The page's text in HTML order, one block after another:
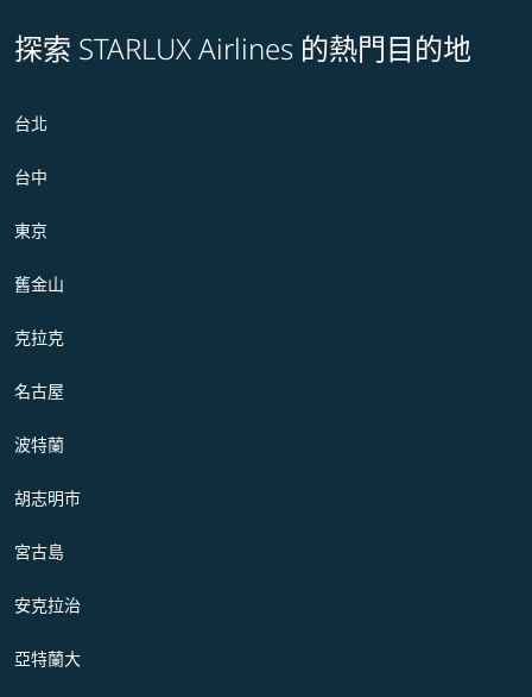
探索 STARLUX Airlines 的熱門目的地
台北
台中
東京
舊金山
克拉克
名古屋
波特蘭
胡志明市
宮古島
安克拉治
亞特蘭大